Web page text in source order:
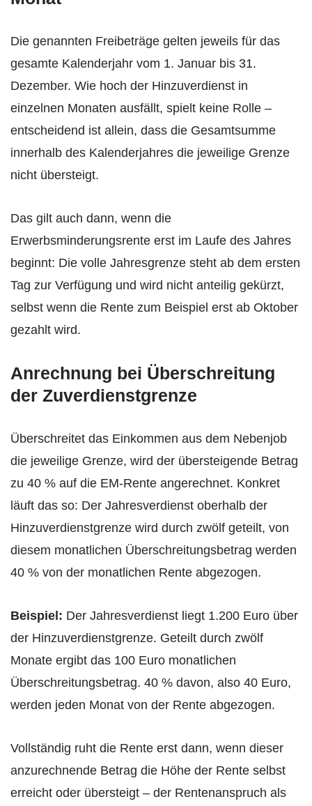
Die genannten Freibeträge gelten jeweils für das
gesamte Kalenderjahr vom 1. Januar bis 31.
Dezember. Wie hoch der Hinzuverdienst in
einzelnen Monaten ausfällt, spielt keine Rolle –
entscheidend ist allein, dass die Gesamtsumme
innerhalb des Kalenderjahres die jeweilige Grenze
nicht übersteigt.
Das gilt auch dann, wenn die
Erwerbsminderungsrente erst im Laufe des Jahres
beginnt: Die volle Jahresgrenze steht ab dem ersten
Tag zur Verfügung und wird nicht anteilig gekürzt,
selbst wenn die Rente zum Beispiel erst ab Oktober
gezahlt wird.
Anrechnung bei Überschreitung
der Zuverdienstgrenze
Überschreitet das Einkommen aus dem Nebenjob
die jeweilige Grenze, wird der übersteigende Betrag
zu 40 % auf die EM-Rente angerechnet. Konkret
läuft das so: Der Jahresverdienst oberhalb der
Hinzuverdienstgrenze wird durch zwölf geteilt, von
diesem monatlichen Überschreitungsbetrag werden
40 % von der monatlichen Rente abgezogen.
Beispiel: Der Jahresverdienst liegt 1.200 Euro über
der Hinzuverdienstgrenze. Geteilt durch zwölf
Monate ergibt das 100 Euro monatlichen
Überschreitungsbetrag. 40 % davon, also 40 Euro,
werden jeden Monat von der Rente abgezogen.
Vollständig ruht die Rente erst dann, wenn dieser
anzurechnende Betrag die Höhe der Rente selbst
erreicht oder übersteigt – der Rentenanspruch als